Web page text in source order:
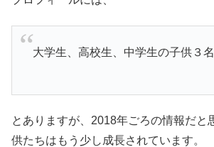
大学生、高校生、中学生の子供３名
とありますが、2018年ごろの情報だと
供たちはもう少し成長されています。